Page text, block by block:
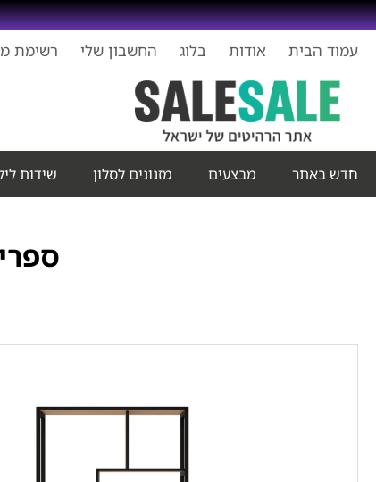
עמוד הבית אודות בלוג החשבון שלי רשימת
חדש באתר מבצעים מזנונים לסלון שידות